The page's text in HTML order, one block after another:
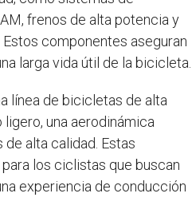
frenos de alta potencia y
componentes aseguran
larga vida útil de la bicicleta.
línea de bicicletas de alta
una aerodinámica
alta calidad. Estas
los ciclistas que buscan
experiencia de conducción